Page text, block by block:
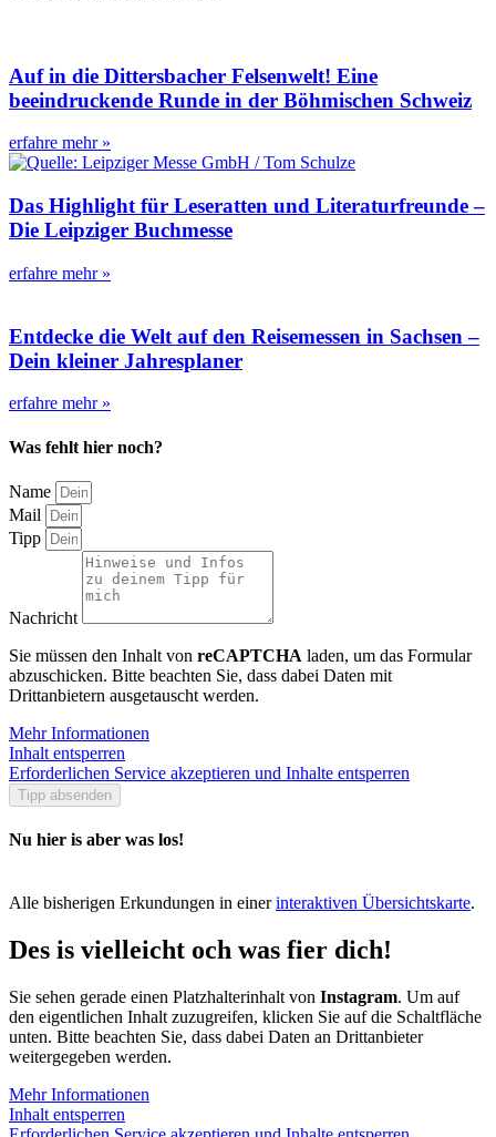
Auf in die Dittersbacher Felsenwelt! Eine
beeindruckende Runde in der Böhmischen Schweiz
erfahre mehr »
Das Highlight für Leseratten und Literaturfreunde –
Die Leipziger Buchmesse
erfahre mehr »
Entdecke die Welt auf den Reisemessen in Sachsen –
Dein kleiner Jahresplaner
erfahre mehr »
Was fehlt hier noch?
Name
Mail
Tipp
Nachricht
Sie müssen den Inhalt von reCAPTCHA laden, um das Formular
abzuschicken. Bitte beachten Sie, dass dabei Daten mit
Drittanbietern ausgetauscht werden.
Mehr Informationen
Inhalt entsperren
Erforderlichen Service akzeptieren und Inhalte entsperren
Tipp absenden
Nu hier is aber was los!
Alle bisherigen Erkundungen in einerinteraktiven Übersichtskarte.
Des is vielleicht och was fier dich!
Sie sehen gerade einen Platzhalterinhalt von Instagram. Um auf
den eigentlichen Inhalt zuzugreifen, klicken Sie auf die Schaltfläche
unten. Bitte beachten Sie, dass dabei Daten an Drittanbieter
weitergegeben werden.
Mehr Informationen
Inhalt entsperren